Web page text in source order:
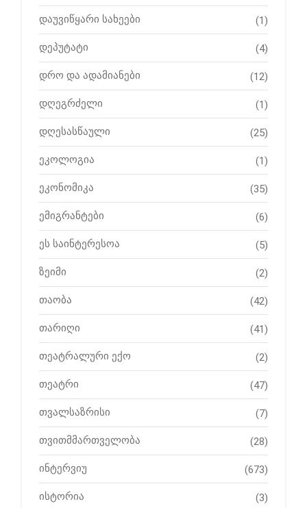
დაუვიწყარი სახეები (1)
დეპუტატი (4)
დრო და ადამიანები (12)
დღეგრძელი (1)
დღესასწაული (25)
ეკოლოგია (1)
ეკონომიკა (35)
ემიგრანტები (6)
ეს საინტერესოა (5)
ზეიმი (2)
თაობა (42)
თარიღი (41)
თეატრალური ექო (2)
თეატრი (47)
თვალსაზრისი (7)
თვითმმართველობა (28)
ინტერვიუ (673)
ისტორია (3)